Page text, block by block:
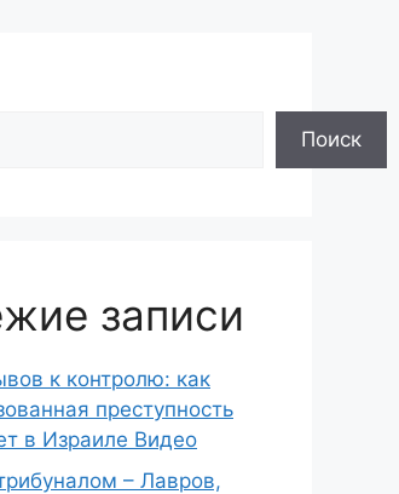
Поиск
записи
к контролю: как
преступность
в Израиле Видео
– Лавров,